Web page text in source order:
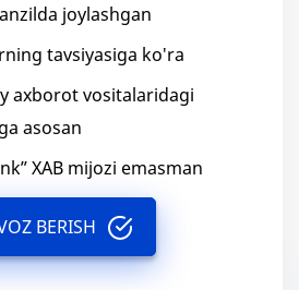
joylashgan
tavsiyasiga ko'ra
axborot vositalaridagi
asosan
XAB mijozi emasman
BERISH